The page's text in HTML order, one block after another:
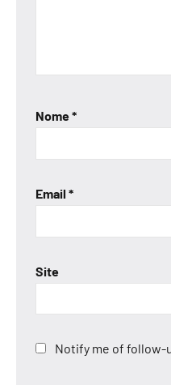
Nome*
Email *
Site
Notify me of follow-